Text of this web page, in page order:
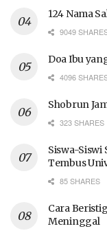
124 Nama
9049
Doa Ibu
4096
Shobrun
323 SHARES
Siswa-Siswi
Tembus
85 SHARES
Cara
Meninggal